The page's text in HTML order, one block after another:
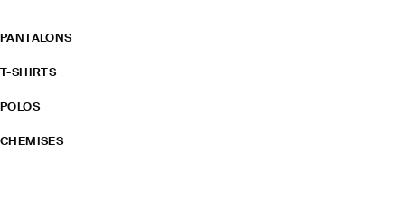
PANTALONS
T-SHIRTS
POLOS
CHEMISES